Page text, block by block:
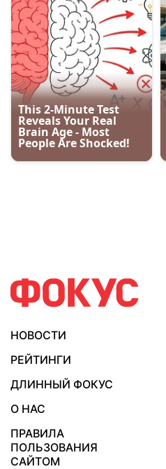
НОВОСТИ
РЕЙТИНГИ
ДЛИННЫЙ ФОКУС
О НАС
ПРАВИЛА
ПОЛЬЗОВАНИЯ
САЙТОМ